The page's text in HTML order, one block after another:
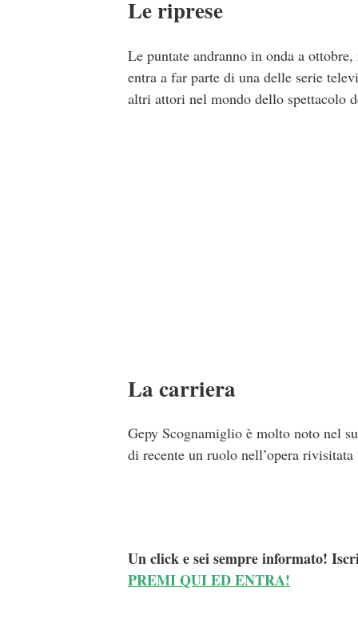
Le riprese
Le puntate andranno in onda a
entra a far parte di una delle serie
altri attori nel mondo dello spettacolo
La carriera
Gepy Scognamiglio è molto noto nel
di recente un ruolo nell’opera
Un click e sei sempre informato!
PREMI QUI ED ENTRA!